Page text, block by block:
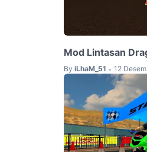
Mod Lintasan
By iLhaM_51 • 12